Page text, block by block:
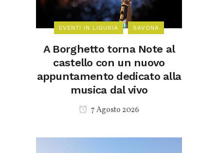
EVENTI IN LIGURIA SAVONA
A Borghetto torna Note al
castello con un nuovo
appuntamento dedicato alla
musica dal vivo
7 Agosto 2026